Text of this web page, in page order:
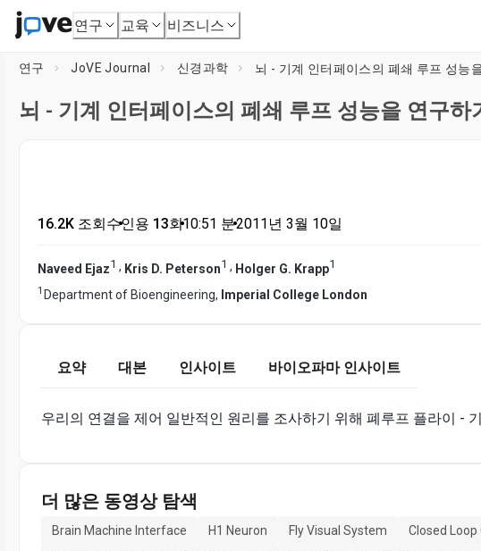
연구 교육 비즈니스
연구 JoVE Journal 신경과학 뇌 - 기계 인터페이스의 폐쇄 루프 성능
뇌 - 기계 인터페이스의 폐쇄 루프 성능을 연구하
16.2K 조회수•인용 13회•10:51 분•2011년 3월 10일
Naveed Ejaz1 , Kris D. Peterson1 , Holger G. Krapp1
1 Department of Bioengineering, Imperial College London
요약 대본 인사이트 바이오파마 인사이트
우리의 연결을 제어 일반적인 원리를 조사하기 위해 폐루프 플라이 -
더 많은 동영상 탐색
Brain Machine Interface H1 Neuron Fly Visual System Closed Loop